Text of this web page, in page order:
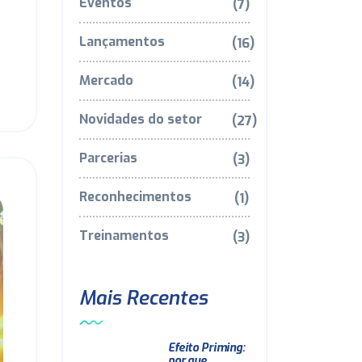
(7)
Lançamentos (16)
Mercado (14)
Novidades do setor (27)
Parcerias (3)
Reconhecimentos (1)
Treinamentos (3)
Mais Recentes
Efeito Priming: